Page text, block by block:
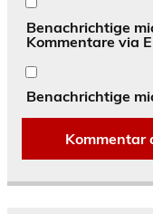
Benachrichtige
Kommentare via
Benachrichtige